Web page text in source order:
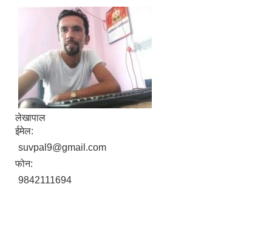
लेखापाल
ईमेल:
suvpal9@gmail.com
फोन:
9842111694